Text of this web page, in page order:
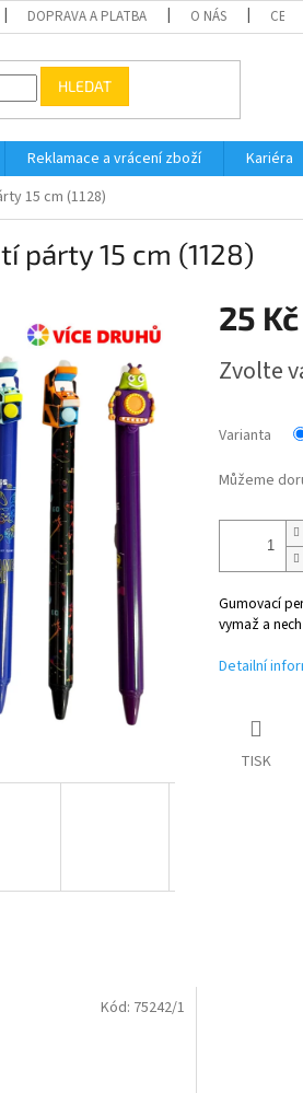
DOPRAVA A PLATBA O NÁS
HLEDAT
Reklamace a vrácení zboží Kariéra
15 cm (1128)
párty 15 cm (1128)
25 Kč
cena:
Zvolte
Varianta
Můžeme
Gumovací
vymaž a
Detailní
TISK
Kód: 75242/1